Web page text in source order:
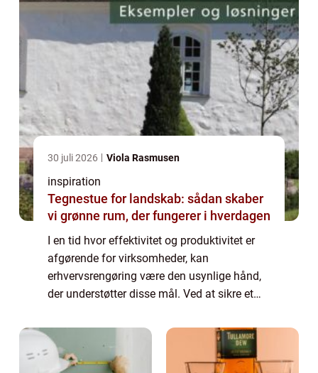
30 juli 2026 Viola Rasmusen
inspiration
Tegnestue for landskab: sådan skaber
vi grønne rum, der fungerer i hverdagen
I en tid hvor effektivitet og produktivitet er
afgørende for virksomheder, kan
erhvervsrengøring være den usynlige hånd,
der understøtter disse mål. Ved at sikre et